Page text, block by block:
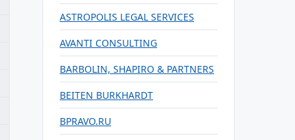
ASTROPOLIS LEGAL SERVICES
AVANTI CONSULTING
BARBOLIN, SHAPIRO & PARTNERS
BEITEN BURKHARDT
BPRAVO.RU